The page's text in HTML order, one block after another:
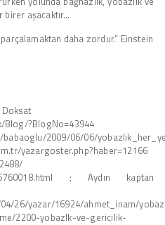
aşacaktır…
daha zordur.” Einstein
Doksat
?BlogNo=43944
2009/06/06/
yazargoster.php?haber=12166
; Aydın kaptan
26/yazar/16924/ahmet_inam/
2200-yobazlk-ve-gericilik-